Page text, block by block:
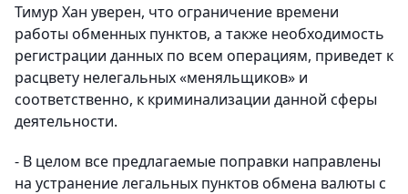
Тимур Хан уверен, что ограничение времени
работы обменных пунктов, а также необходимость
регистрации данных по всем операциям, приведет к
расцвету нелегальных «меняльщиков» и
соответственно, к криминализации данной сферы
деятельности.
- В целом все предлагаемые поправки направлены
на устранение легальных пунктов обмена валюты с